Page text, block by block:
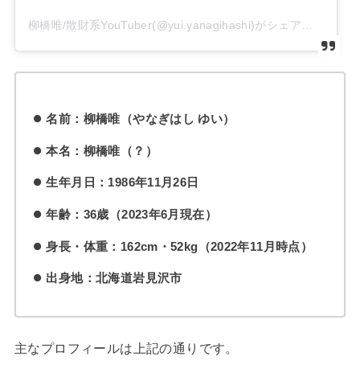
名前：柳橋唯（やなぎはし ゆい）
本名：柳橋唯（？）
生年月日：1986年11月26日
年齢：36歳（2023年6月現在）
身長・体重：162cm・52kg（2022年11月時点）
出身地：北海道岩見沢市
主なプロフィールは上記の通りです。